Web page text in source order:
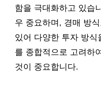
함을 극대화하고 있습
우 중요하며, 경매 방
있어 다양한 투자 방
를 종합적으로 고려하
것이 중요합니다.